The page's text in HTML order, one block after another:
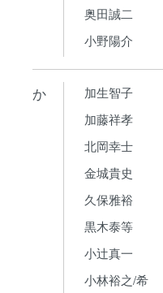
奥田誠二
小野陽介
か 加生智子
加藤祥孝
北岡幸士
金城貴史
久保雅裕
黒木泰等
小辻真一
小林裕之/希